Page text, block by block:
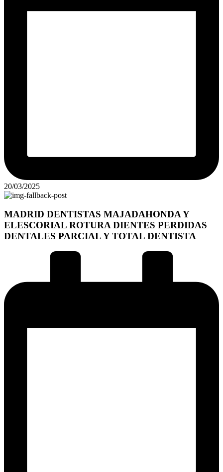
20/03/2025
MADRID DENTISTAS MAJADAHONDA Y
ELESCORIAL ROTURA DIENTES PERDIDAS
DENTALES PARCIAL Y TOTAL DENTISTA